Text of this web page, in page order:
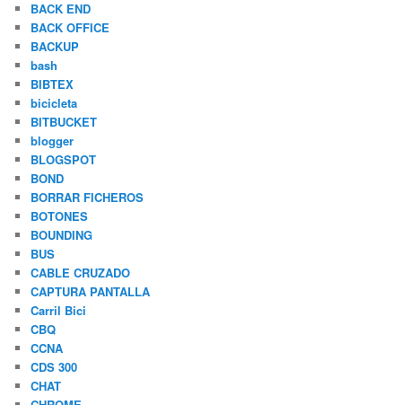
BACK END
BACK OFFICE
BACKUP
bash
BIBTEX
bicicleta
BITBUCKET
blogger
BLOGSPOT
BOND
BORRAR FICHEROS
BOTONES
BOUNDING
BUS
CABLE CRUZADO
CAPTURA PANTALLA
Carril Bici
CBQ
CCNA
CDS 300
CHAT